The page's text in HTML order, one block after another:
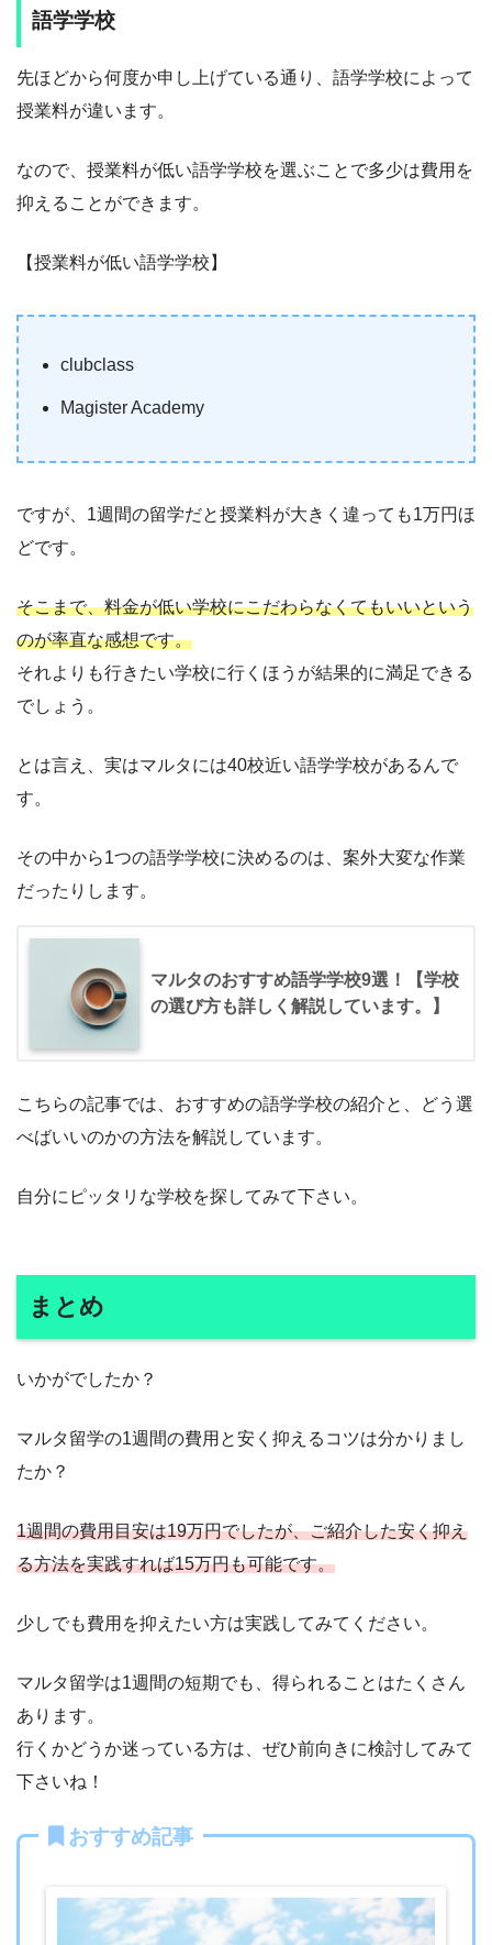
語学学校
先ほどから何度か申し上げている通り、語学学校によって
授業料が違います。
なので、授業料が低い語学学校を選ぶことで多少は費用を
抑えることができます。
【授業料が低い語学学校】
clubclass
Magister Academy
ですが、1週間の留学だと授業料が大きく違っても1万円ほ
どです。
そこまで、料金が低い学校にこだわらなくてもいいという
のが率直な感想です。
それよりも行きたい学校に行くほうが結果的に満足できる
でしょう。
とは言え、実はマルタには40校近い語学学校があるんで
す。
その中から1つの語学学校に決めるのは、案外大変な作業
だったりします。
マルタのおすすめ語学学校9選！【学校
の選び方も詳しく解説しています。】
こちらの記事では、おすすめの語学学校の紹介と、どう選
べばいいのかの方法を解説しています。
自分にピッタリな学校を探してみて下さい。
まとめ
いかがでしたか？
マルタ留学の1週間の費用と安く抑えるコツは分かりまし
たか？
1週間の費用目安は19万円でしたが、ご紹介した安く抑え
る方法を実践すれば15万円も可能です。
少しでも費用を抑えたい方は実践してみてください。
マルタ留学は1週間の短期でも、得られることはたくさん
あります。
行くかどうか迷っている方は、ぜひ前向きに検討してみて
下さいね！
おすすめ記事